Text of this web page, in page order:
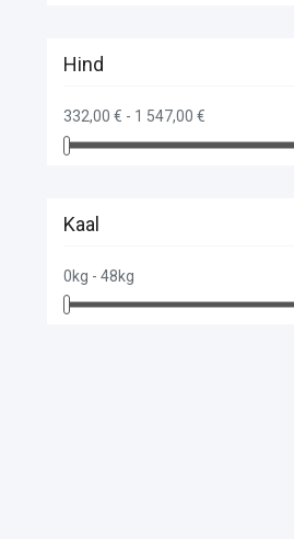
Hind
332,00 € - 1 547,00 €
Kaal
0kg - 48kg